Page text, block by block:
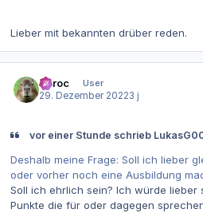
Lieber mit bekannten drüber reden.
Zaroc
User
29. Dezember 20223 j
vor einer Stunde schrieb
Deshalb meine Frage: Soll ich lieber
oder vorher noch eine Ausbildung
Soll ich ehrlich sein? Ich würde lieber
Punkte die für oder dagegen